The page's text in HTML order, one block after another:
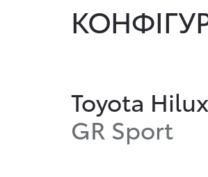
Toyota Hilux
GR Sport